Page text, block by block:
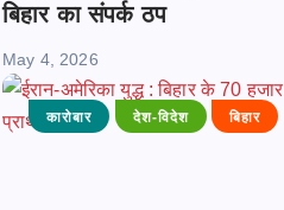
बिहार का संपर्क ठप
May 4, 2026
कारोबार देश-विदेश बिहार